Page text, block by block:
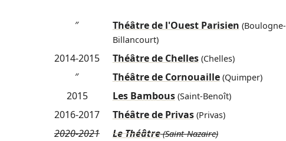
″ Théâtre de l'Ouest Parisien (Boulogne-
Billancourt)
2014-2015 Théâtre de Chelles(Chelles)
″ Théâtre de Cornouaille(Quimper)
2015 Les Bambous(Saint-Benoît)
2016-2017 Théâtre de Privas(Privas)
2020-2021 Le Théâtre(Saint-Nazaire)